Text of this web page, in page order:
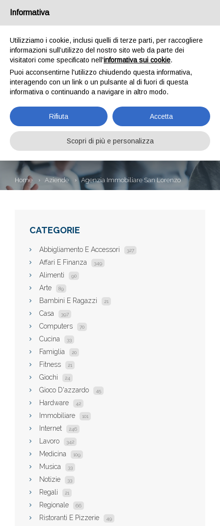
AGENZIA
IMMOBILIARE SAN
LORENZO
Home Aziende Agenzia Immobiliare San Lorenzo
CATEGORIE
Abbigliamento E Accessori 327
Affari E Finanza 349
Alimenti 90
Arte 89
Bambini E Ragazzi 21
Casa 397
Computers 70
Cucina 33
Famiglia 20
Fitness 21
Giochi 24
Gioco D'azzardo 45
Hardware 42
Immobiliare 101
Internet 246
Lavoro 342
Medicina 109
Musica 33
Notizie 33
Regali 21
Regionale 66
Ristoranti E Pizzerie 49
Informativa
Utilizziamo i cookie, inclusi quelli di terze parti, per raccogliere
informazioni sull’utilizzo del nostro sito web da parte dei
visitatori come specificato nell'informativa sui cookie.
Puoi acconsentirne l'utilizzo chiudendo questa informativa,
interagendo con un link o un pulsante al di fuori di questa
informativa o continuando a navigare in altro modo.
Rifiuta Accetta
Scopri di più e personalizza